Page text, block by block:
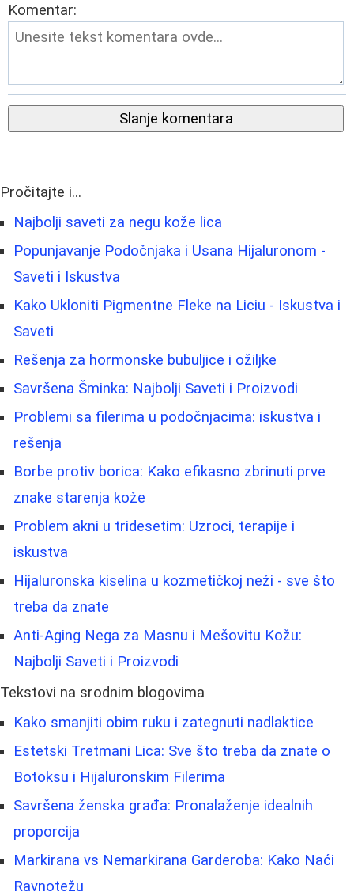
Komentar:
Slanje komentara
Pročitajte i...
Najbolji saveti za negu kože lica
Popunjavanje Podočnjaka i Usana Hijaluronom -
Saveti i Iskustva
Kako Ukloniti Pigmentne Fleke na Liciu - Iskustva i
Saveti
Rešenja za hormonske bubuljice i ožiljke
Savršena Šminka: Najbolji Saveti i Proizvodi
Problemi sa filerima u podočnjacima: iskustva i
rešenja
Borbe protiv borica: Kako efikasno zbrinuti prve
znake starenja kože
Problem akni u tridesetim: Uzroci, terapije i
iskustva
Hijaluronska kiselina u kozmetičkoj neži - sve što
treba da znate
Anti-Aging Nega za Masnu i Mešovitu Kožu:
Najbolji Saveti i Proizvodi
Tekstovi na srodnim blogovima
Kako smanjiti obim ruku i zategnuti nadlaktice
Estetski Tretmani Lica: Sve što treba da znate o
Botoksu i Hijaluronskim Filerima
Savršena ženska građa: Pronalaženje idealnih
proporcija
Markirana vs Nemarkirana Garderoba: Kako Naći
Ravnotežu